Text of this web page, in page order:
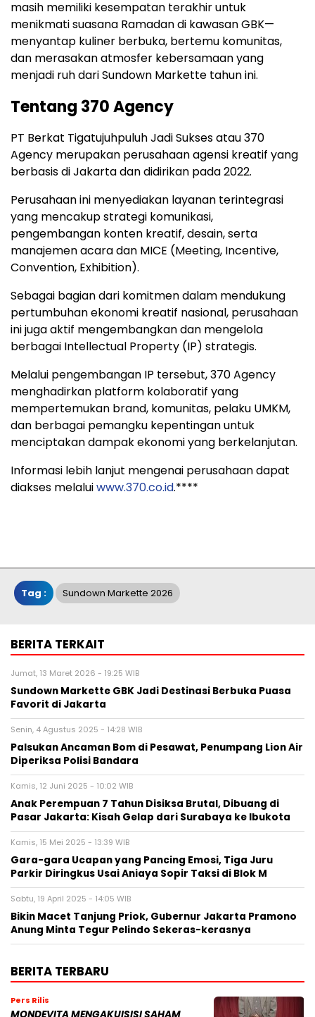
masih memiliki kesempatan terakhiruntuk
menikmatisuasana Ramadandi kawasanGBK—
menyantap kuliner berbuka, bertemu komunitas,
dan merasakanatmosfer kebersamaanyang
menjadi ruhdariSundown Markette tahunini.
Tentang 370Agency
PT Berkat Tigatujuhpuluh Jadi Suksesatau370
Agency merupakan perusahaanagensi kreatif yang
berbasisdiJakartadandidirikan pada2022.
Perusahaanini menyediakan layanan terintegrasi
yang mencakupstrategi komunikasi,
pengembangan konten kreatif,desain,serta
manajemenacaradan MICE (Meeting, Incentive,
Convention, Exhibition).
Sebagai bagiandari komitmendalam mendukung
pertumbuhanekonomi kreatif nasional, perusahaan
inijugaaktif mengembangkandan mengelola
berbagai Intellectual Property (IP) strategis.
Melalui pengembangan IP tersebut,370Agency
menghadirkan platform kolaboratif yang
mempertemukan brand, komunitas, pelaku UMKM,
dan berbagai pemangku kepentinganuntuk
menciptakandampakekonomiyang berkelanjutan.
Informasi lebih lanjut mengenai perusahaandapat
diakses melaluiwww.370.co.id.****
Tag : Sundown Markette 2026
BERITA TERKAIT
Jumat, 13 Maret 2026 - 19:25 WIB
Sundown Markette GBK Jadi Destinasi Berbuka Puasa
Favorit di Jakarta
Senin, 4 Agustus 2025 - 14:28 WIB
Palsukan Ancaman Bom di Pesawat, Penumpang Lion Air
Diperiksa Polisi Bandara
Kamis, 12 Juni 2025 - 10:02 WIB
Anak Perempuan 7 Tahun Disiksa Brutal, Dibuang di
Pasar Jakarta: Kisah Gelap dari Surabaya ke Ibukota
Kamis, 15 Mei 2025 - 13:39 WIB
Gara-gara Ucapan yang Pancing Emosi, Tiga Juru
Parkir Diringkus Usai Aniaya Sopir Taksi di Blok M
Sabtu, 19 April 2025 - 14:05 WIB
Bikin Macet Tanjung Priok, Gubernur Jakarta Pramono
Anung Minta Tegur Pelindo Sekeras-kerasnya
BERITA TERBARU
Pers Rilis